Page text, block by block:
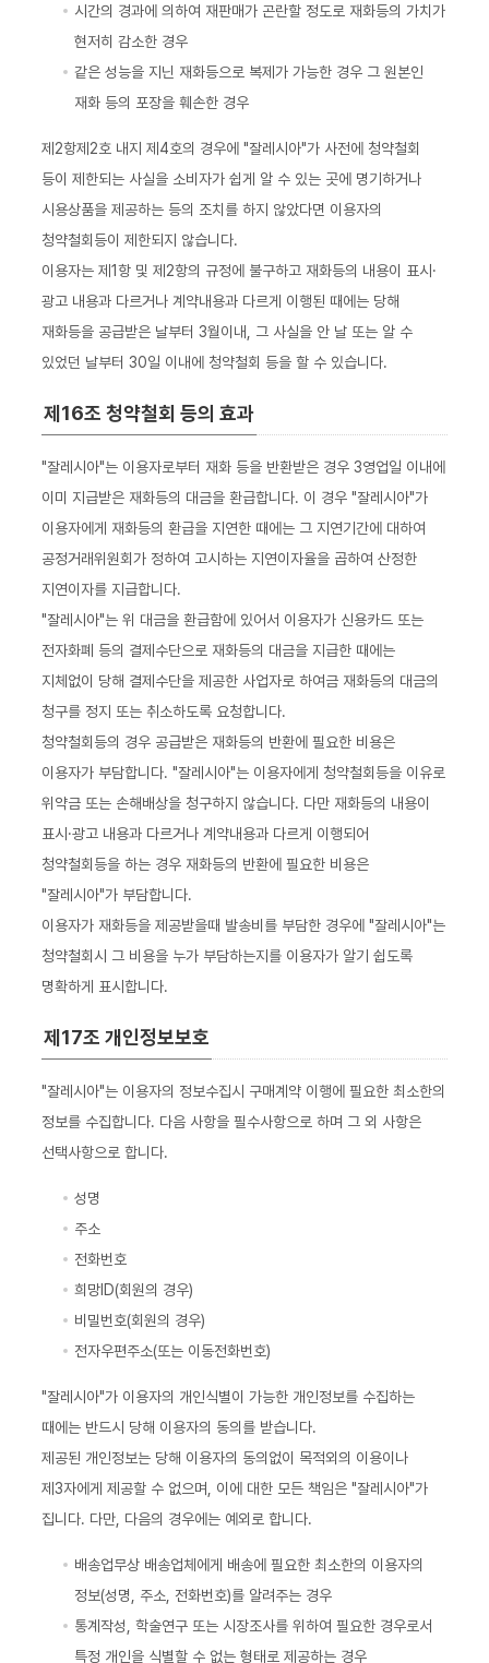
시간의 경과에 의하여 재판매가 곤란할 정도로 재화등의 가치가
현저히 감소한 경우
같은 성능을 지닌 재화등으로 복제가 가능한 경우 그 원본인
재화 등의 포장을 훼손한 경우
제2항제2호 내지 제4호의 경우에 "잘레시아"가 사전에 청약철회
등이 제한되는 사실을 소비자가 쉽게 알 수 있는 곳에 명기하거나
시용상품을 제공하는 등의 조치를 하지 않았다면 이용자의
청약철회등이 제한되지 않습니다.
이용자는 제1항 및 제2항의 규정에 불구하고 재화등의 내용이 표시·
광고 내용과 다르거나 계약내용과 다르게 이행된 때에는 당해
재화등을 공급받은 날부터 3월이내, 그 사실을 안 날 또는 알 수
있었던 날부터 30일 이내에 청약철회 등을 할 수 있습니다.
제16조 청약철회 등의 효과
"잘레시아"는 이용자로부터 재화 등을 반환받은 경우 3영업일 이내에
이미 지급받은 재화등의 대금을 환급합니다. 이 경우 "잘레시아"가
이용자에게 재화등의 환급을 지연한 때에는 그 지연기간에 대하여
공정거래위원회가 정하여 고시하는 지연이자율을 곱하여 산정한
지연이자를 지급합니다.
"잘레시아"는 위 대금을 환급함에 있어서 이용자가 신용카드 또는
전자화폐 등의 결제수단으로 재화등의 대금을 지급한 때에는
지체없이 당해 결제수단을 제공한 사업자로 하여금 재화등의 대금의
청구를 정지 또는 취소하도록 요청합니다.
청약철회등의 경우 공급받은 재화등의 반환에 필요한 비용은
이용자가 부담합니다. "잘레시아"는 이용자에게 청약철회등을 이유로
위약금 또는 손해배상을 청구하지 않습니다. 다만 재화등의 내용이
표시·광고 내용과 다르거나 계약내용과 다르게 이행되어
청약철회등을 하는 경우 재화등의 반환에 필요한 비용은
"잘레시아"가 부담합니다.
이용자가 재화등을 제공받을때 발송비를 부담한 경우에 "잘레시아"는
청약철회시 그 비용을 누가 부담하는지를 이용자가 알기 쉽도록
명확하게 표시합니다.
제17조 개인정보보호
"잘레시아"는 이용자의 정보수집시 구매계약 이행에 필요한 최소한의
정보를 수집합니다. 다음 사항을 필수사항으로 하며 그 외 사항은
선택사항으로 합니다.
성명
주소
전화번호
희망ID(회원의 경우)
비밀번호(회원의 경우)
전자우편주소(또는 이동전화번호)
"잘레시아"가 이용자의 개인식별이 가능한 개인정보를 수집하는
때에는 반드시 당해 이용자의 동의를 받습니다.
제공된 개인정보는 당해 이용자의 동의없이 목적외의 이용이나
제3자에게 제공할 수 없으며, 이에 대한 모든 책임은 "잘레시아"가
집니다. 다만, 다음의 경우에는 예외로 합니다.
배송업무상 배송업체에게 배송에 필요한 최소한의 이용자의
정보(성명, 주소, 전화번호)를 알려주는 경우
통계작성, 학술연구 또는 시장조사를 위하여 필요한 경우로서
특정 개인을 식별할 수 없는 형태로 제공하는 경우